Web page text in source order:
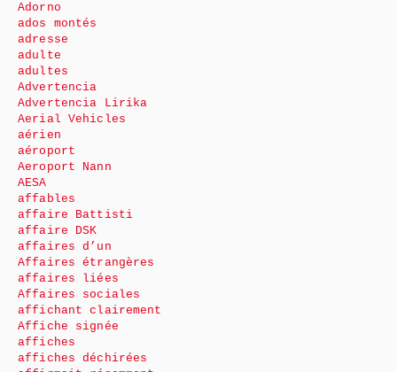
Adorno
ados montés
adresse
adulte
adultes
Advertencia
Advertencia Lirika
Aerial Vehicles
aérien
aéroport
Aeroport Nann
AESA
affables
affaire Battisti
affaire DSK
affaires d’un
Affaires étrangères
affaires liées
Affaires sociales
affichant clairement
Affiche signée
affiches
affiches déchirées